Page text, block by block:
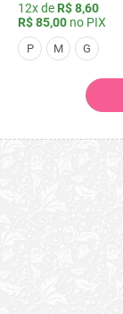
12x de R$ 8,60
R$ 85,00 no PIX
P M G